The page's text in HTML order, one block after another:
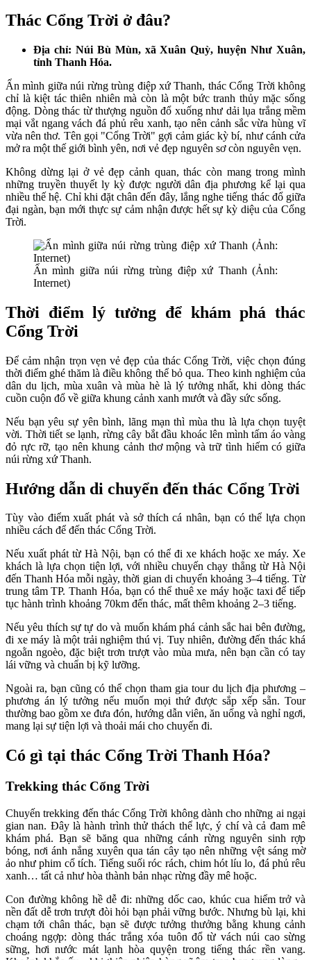
Thác Cổng Trời ở đâu?
Địa chỉ: Núi Bù Mùn, xã Xuân Quỳ, huyện Như Xuân,
tỉnh Thanh Hóa.
Ẩn mình giữa núi rừng trùng điệp xứ Thanh, thác Cổng Trời không
chỉ là kiệt tác thiên nhiên mà còn là một bức tranh thủy mặc sống
động. Dòng thác từ thượng nguồn đổ xuống như dải lụa trắng mềm
mại vắt ngang vách đá phủ rêu xanh, tạo nên cảnh sắc vừa hùng vĩ
vừa nên thơ. Tên gọi "Cổng Trời" gợi cảm giác kỳ bí, như cánh cửa
mở ra một thế giới bình yên, nơi vẻ đẹp nguyên sơ còn nguyên vẹn.
Không dừng lại ở vẻ đẹp cảnh quan, thác còn mang trong mình
những truyền thuyết ly kỳ được người dân địa phương kể lại qua
nhiều thế hệ. Chỉ khi đặt chân đến đây, lắng nghe tiếng thác đổ giữa
đại ngàn, bạn mới thực sự cảm nhận được hết sự kỳ diệu của Cổng
Trời.
Ẩn mình giữa núi rừng trùng điệp xứ Thanh (Ảnh:
Internet)
Thời điểm lý tưởng để khám phá thác
Cổng Trời
Để cảm nhận trọn vẹn vẻ đẹp của thác Cổng Trời, việc chọn đúng
thời điểm ghé thăm là điều không thể bỏ qua. Theo kinh nghiệm của
dân du lịch, mùa xuân và mùa hè là lý tưởng nhất, khi dòng thác
cuồn cuộn đổ về giữa khung cảnh xanh mướt và đầy sức sống.
Nếu bạn yêu sự yên bình, lãng mạn thì mùa thu là lựa chọn tuyệt
vời. Thời tiết se lạnh, rừng cây bắt đầu khoác lên mình tấm áo vàng
đỏ rực rỡ, tạo nên khung cảnh thơ mộng và trữ tình hiếm có giữa
núi rừng xứ Thanh.
Hướng dẫn di chuyển đến thác Cổng Trời
Tùy vào điểm xuất phát và sở thích cá nhân, bạn có thể lựa chọn
nhiều cách để đến thác Cổng Trời.
Nếu xuất phát từ Hà Nội, bạn có thể đi xe khách hoặc xe máy. Xe
khách là lựa chọn tiện lợi, với nhiều chuyến chạy thẳng từ Hà Nội
đến Thanh Hóa mỗi ngày, thời gian di chuyển khoảng 3–4 tiếng. Từ
trung tâm TP. Thanh Hóa, bạn có thể thuê xe máy hoặc taxi để tiếp
tục hành trình khoảng 70km đến thác, mất thêm khoảng 2–3 tiếng.
Nếu yêu thích sự tự do và muốn khám phá cảnh sắc hai bên đường,
đi xe máy là một trải nghiệm thú vị. Tuy nhiên, đường đến thác khá
ngoằn ngoèo, đặc biệt trơn trượt vào mùa mưa, nên bạn cần có tay
lái vững và chuẩn bị kỹ lưỡng.
Ngoài ra, bạn cũng có thể chọn tham gia tour du lịch địa phương –
phương án lý tưởng nếu muốn mọi thứ được sắp xếp sẵn. Tour
thường bao gồm xe đưa đón, hướng dẫn viên, ăn uống và nghỉ ngơi,
mang lại sự tiện lợi và thoải mái cho chuyến đi.
Có gì tại thác Cổng Trời Thanh Hóa?
Trekking thác Cổng Trời
Chuyến trekking đến thác Cổng Trời không dành cho những ai ngại
gian nan. Đây là hành trình thử thách thể lực, ý chí và cả đam mê
khám phá. Bạn sẽ băng qua những cánh rừng nguyên sinh rợp
bóng, nơi ánh nắng xuyên qua tán cây tạo nên những vệt sáng mờ
ảo như phim cổ tích. Tiếng suối róc rách, chim hót líu lo, đá phủ rêu
xanh… tất cả như hòa thành bản nhạc rừng đầy mê hoặc.
Con đường không hề dễ đi: những dốc cao, khúc cua hiểm trở và
nền đất dễ trơn trượt đòi hỏi bạn phải vững bước. Nhưng bù lại, khi
chạm tới chân thác, bạn sẽ được tưởng thưởng bằng khung cảnh
choáng ngợp: dòng thác trắng xóa tuôn đổ từ vách núi cao sừng
sững, hơi nước mát lạnh hòa quyện trong tiếng thác rền vang.